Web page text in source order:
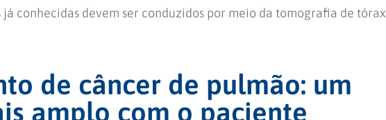
conhecidas devem ser conduzidos por meio da tomografia de tórax
de câncer de pulmão: um
amplo com o paciente